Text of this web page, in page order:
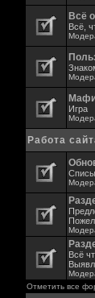
Всё
Всё,
Игра
Работа
Всё
Отметить все